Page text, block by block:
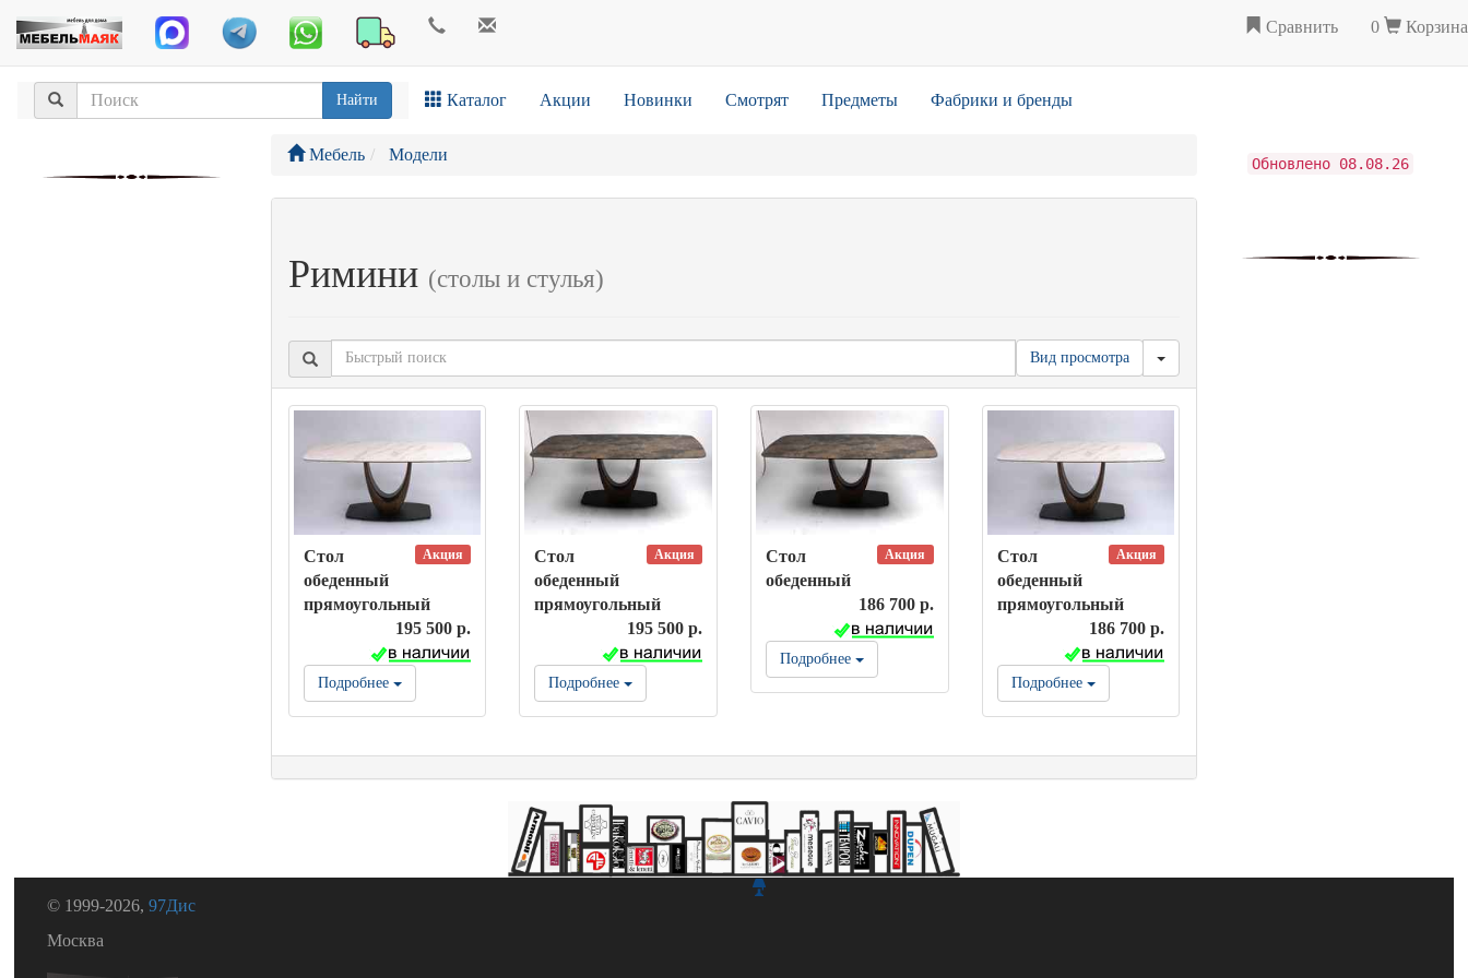
Сравнить 0 Корзина
Найти Каталог Акции Новинки Смотрят Предметы Фабрики и бренды
Мебель Модели
Римини (столы и стулья)
Вид просмотра
Акция
Стол
обеденный
прямоугольный
195 500 р.
Подробнее
Акция
Стол
обеденный
прямоугольный
195 500 р.
Подробнее
Акция
Стол
обеденный
186 700 р.
Подробнее
Акция
Стол
обеденный
прямоугольный
186 700 р.
Подробнее
Обновлено 08.08.26
© 1999-2026,97Дис
Москва